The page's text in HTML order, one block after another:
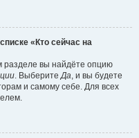
«Кто сейчас на
разделе вы найдёте опцию
. ВыберитеДа, и вы будете
и самому себе. Для всех